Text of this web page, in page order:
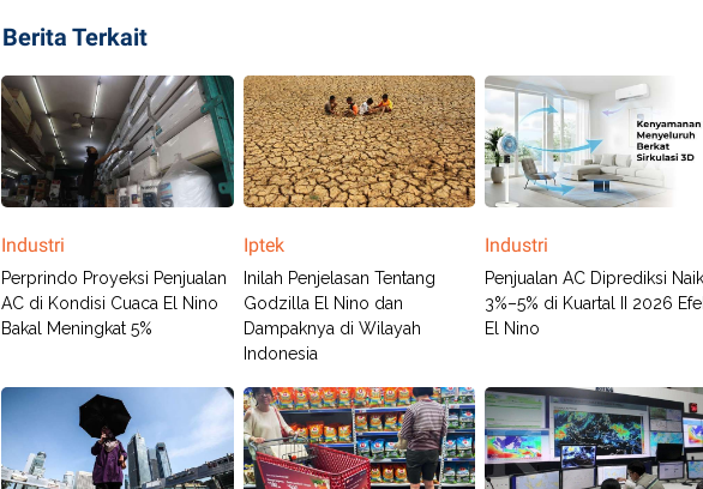
Berita Terkait
Industri
Perprindo Proyeksi Penjualan
AC di Kondisi Cuaca El Nino
Bakal Meningkat 5%
Iptek
Inilah Penjelasan Tentang
Godzilla El Nino dan
Dampaknya di Wilayah
Indonesia
Industri
Penjualan AC Diprediksi Naik
3%–5% di Kuartal II 2026
El Nino